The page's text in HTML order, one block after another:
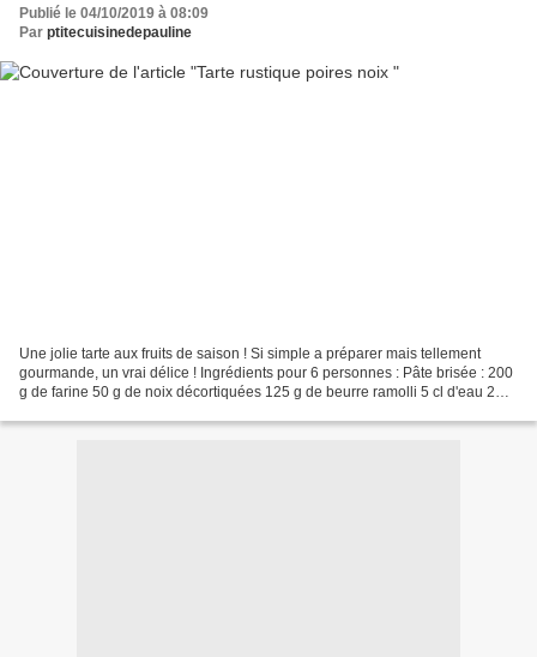
Publié le 04/10/2019 à 08:09
Par ptitecuisinedepauline
Une jolie tarte aux fruits de saison ! Si simple a préparer mais tellement
gourmande, un vrai délice ! Ingrédients pour 6 personnes : Pâte brisée : 200
g de farine 50 g de noix décortiquées 125 g de beurre ramolli 5 cl d'eau 2